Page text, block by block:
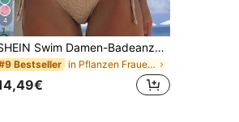
4
SHEIN Swim Damen-Badeanzug-Set mit Muschel-Dekor im Urlaubsstil für den Sommer
Bestseller in Pflanzen Frauen Bikini-Sets